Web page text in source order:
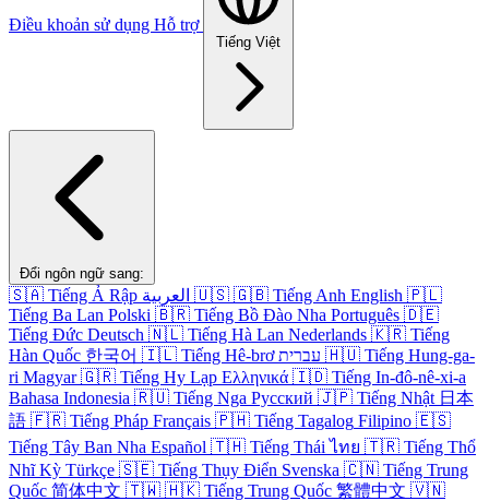
Điều khoản sử dụng Hỗ trợ
Tiếng Việt
Đổi ngôn ngữ sang:
🇸🇦 Tiếng Ả Rập العربية 🇺🇸 🇬🇧 Tiếng Anh English 🇵🇱
Tiếng Ba Lan Polski 🇧🇷 Tiếng Bồ Đào Nha Português 🇩🇪
Tiếng Đức Deutsch 🇳🇱 Tiếng Hà Lan Nederlands 🇰🇷 Tiếng
Hàn Quốc 한국어 🇮🇱 Tiếng Hê-brơ עברית 🇭🇺 Tiếng Hung-ga-
ri Magyar 🇬🇷 Tiếng Hy Lạp Ελληνικά 🇮🇩 Tiếng In-đô-nê-xi-a
Bahasa Indonesia 🇷🇺 Tiếng Nga Русский 🇯🇵 Tiếng Nhật 日本
語 🇫🇷 Tiếng Pháp Français 🇵🇭 Tiếng Tagalog Filipino 🇪🇸
Tiếng Tây Ban Nha Español 🇹🇭 Tiếng Thái ไทย 🇹🇷 Tiếng Thổ
Nhĩ Kỳ Türkçe 🇸🇪 Tiếng Thụy Điển Svenska 🇨🇳 Tiếng Trung
Quốc 简体中文 🇹🇼 🇭🇰 Tiếng Trung Quốc 繁體中文 🇻🇳